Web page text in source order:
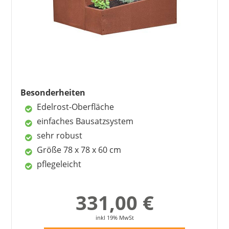
bis zu 4 Klimazonen
sehr gutes Preis-Leistungs-Verhältnis
Besonderheiten
Edelrost-Oberfläche
einfaches Bausatzsystem
sehr robust
Größe 78 x 78 x 60 cm
pflegeleicht
331,00 €
inkl 19% MwSt